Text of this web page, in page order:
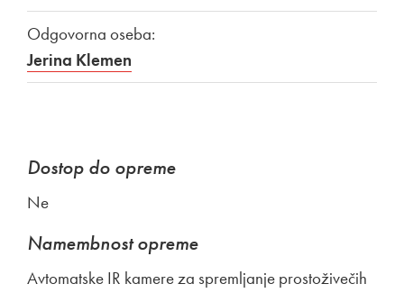
Odgovorna oseba:
Jerina Klemen
Dostop do opreme
Ne
Namembnost opreme
Avtomatske IR kamere za spremljanje prostoživečih